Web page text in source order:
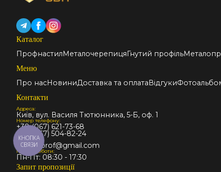
Каталог
Профнастил Металочерепиця Гнутий профіль
Меню
Про насНовиниДоставка та оплата Відгуки
Контакти
Адреса:
Київ, вул. Василя Тютюнника, 5-Б, оф. 1
Номер телефону:
+38 (067) 621-73-68
+38 (067) 504-82-24
Email:
stalmir.prof@gmail.com
Графік роботи:
Пн-Пт: 08:30 - 17:30
Запит пропозиції
КНОПКА
СВЯЗИ